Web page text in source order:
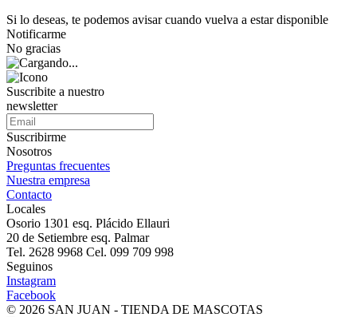
Si lo deseas, te podemos avisar cuando vuelva a estar disponible
Notificarme
No gracias
Suscribite a nuestro
newsletter
Suscribirme
Nosotros
Preguntas frecuentes
Nuestra empresa
Contacto
Locales
Osorio 1301 esq. Plácido Ellauri
20 de Setiembre esq. Palmar
Tel. 2628 9968 Cel. 099 709 998
Seguinos
Instagram
Facebook
© 2026 SAN JUAN - TIENDA DE MASCOTAS